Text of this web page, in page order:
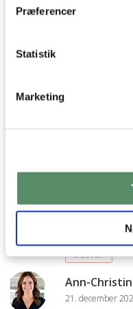
Præferencer
Statistik
Marketing
mere flomelis end
Min blev
Opskriften
al saften fra
meget, og så
det alt for
besvar
Ann-
21. december